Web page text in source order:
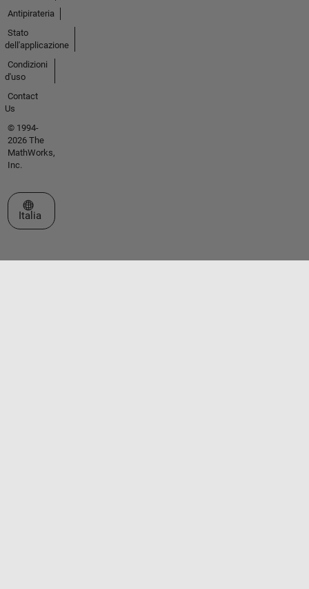
Antipirateria
Stato
dell'applicazione
Condizioni
d'uso
Contact
Us
© 1994-
2026 The
MathWorks,
Inc.
Seleziona un sito web
Italia